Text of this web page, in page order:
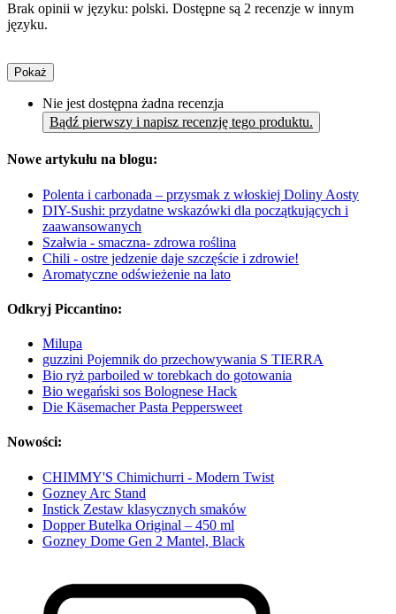
Brak opinii w języku: polski. Dostępne są 2 recenzje w innym
języku.
Pokaż
Nie jest dostępna żadna recenzja
Bądź pierwszy i napisz recenzję tego produktu.
Nowe artykułu na blogu:
Polenta i carbonada – przysmak z włoskiej Doliny Aosty
DIY-Sushi: przydatne wskazówki dla początkujących i
zaawansowanych
Szałwia - smaczna- zdrowa roślina
Chili - ostre jedzenie daje szczęście i zdrowie!
Aromatyczne odświeżenie na lato
Odkryj Piccantino:
Milupa
guzzini Pojemnik do przechowywania S TIERRA
Bio ryż parboiled w torebkach do gotowania
Bio wegański sos Bolognese Hack
Die Käsemacher Pasta Peppersweet
Nowości:
CHIMMY'S Chimichurri - Modern Twist
Gozney Arc Stand
Instick Zestaw klasycznych smaków
Dopper Butelka Original – 450 ml
Gozney Dome Gen 2 Mantel, Black